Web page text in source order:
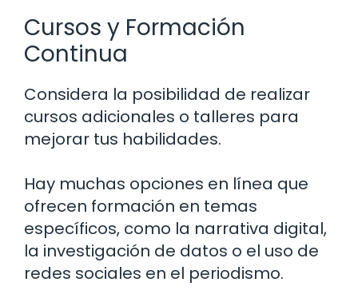
Cursos y Formación
Continua
Considera la posibilidad de realizar
cursos adicionales o talleres para
mejorar tus habilidades.
Hay muchas opciones en línea que
ofrecen formación en temas
específicos, como la narrativa digital,
la investigación de datos o el uso de
redes sociales en el periodismo.